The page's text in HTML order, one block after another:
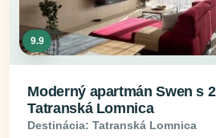
9.9
Moderný apartmán Swen s
Tatranská Lomnica
Destinácia: Tatranská Lomnica